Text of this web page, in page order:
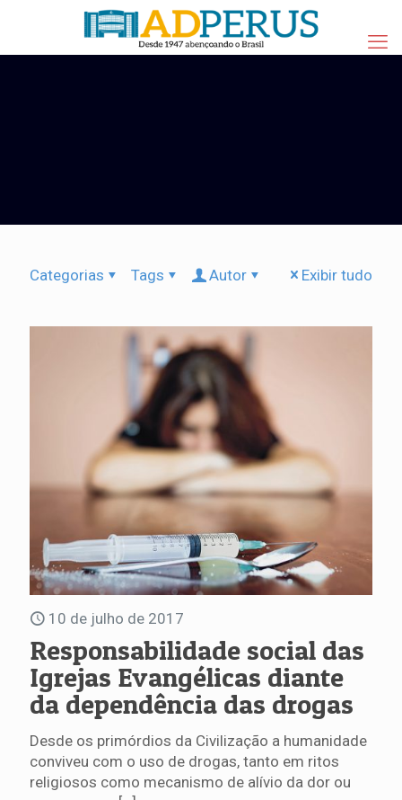
Categorias Tags Autor Exibir tudo
10 de julho de 2017
Responsabilidade social das
Igrejas Evangélicas diante
da dependência das drogas
Desde os primórdios da Civilização a humanidade
conviveu com o uso de drogas, tanto em ritos
religiosos como mecanismo de alívio da dor ou